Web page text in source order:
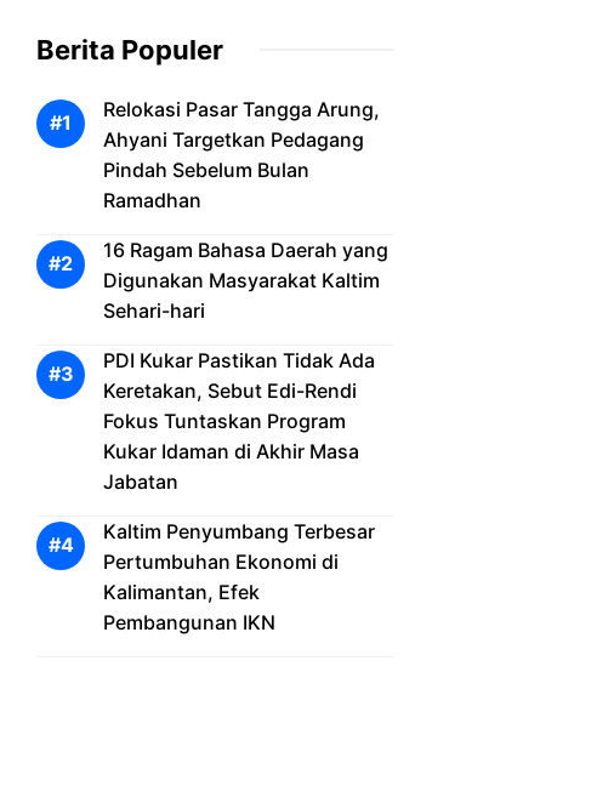
Berita Populer
Relokasi Pasar Tangga Arung,
Ahyani Targetkan Pedagang
Pindah Sebelum Bulan
Ramadhan
16 Ragam Bahasa Daerah yang
Digunakan Masyarakat Kaltim
Sehari-hari
PDI Kukar Pastikan Tidak Ada
Keretakan, Sebut Edi-Rendi
Fokus Tuntaskan Program
Kukar Idaman di Akhir Masa
Jabatan
Kaltim Penyumbang Terbesar
Pertumbuhan Ekonomi di
Kalimantan, Efek
Pembangunan IKN